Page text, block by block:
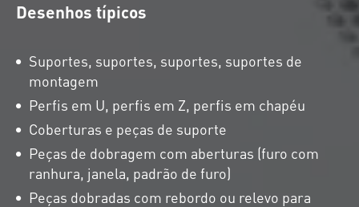
Desenhos típicos
Suportes, suportes, suportes, suportes de
montagem
Perfis em U, perfis em Z, perfis em chapéu
Coberturas e peças de suporte
Peças de dobragem com aberturas (furo com
ranhura, janela, padrão de furo)
Peças dobradas com rebordo ou relevo para